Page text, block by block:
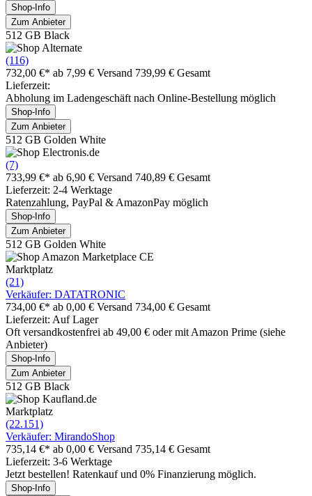
Shop-Info
Zum Anbieter
512 GB Black
(116)
732,00 €* ab 7,99 € Versand 739,99 € Gesamt
Lieferzeit:
Abholung im Ladengeschäft nach Online-Bestellung möglich
Shop-Info
Zum Anbieter
512 GB Golden White
(7)
733,99 €* ab 6,90 € Versand 740,89 € Gesamt
Lieferzeit: 2-4 Werktage
Ratenzahlung, PayPal & AmazonPay möglich
Shop-Info
Zum Anbieter
512 GB Golden White
Marktplatz
(21)
Verkäufer: DATATRONIC
734,00 €* ab 0,00 € Versand 734,00 € Gesamt
Lieferzeit: Auf Lager
Oft versandkostenfrei ab 49,00 € oder mit Amazon Prime (siehe
Anbieter)
Shop-Info
Zum Anbieter
512 GB Black
Marktplatz
(22.151)
Verkäufer: MirandoShop
735,14 €* ab 0,00 € Versand 735,14 € Gesamt
Lieferzeit: 3-6 Werktage
Jetzt bestellen! Ratenkauf und 0% Finanzierung möglich.
Shop-Info